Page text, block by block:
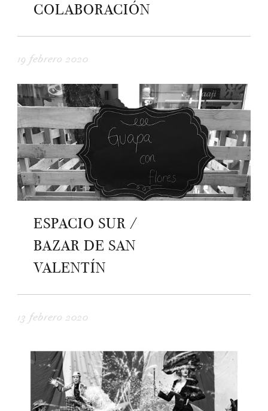
COLABORACIÓN
19 febrero 2020
ESPACIO SUR /
BAZAR DE SAN
VALENTÍN
13 febrero 2020